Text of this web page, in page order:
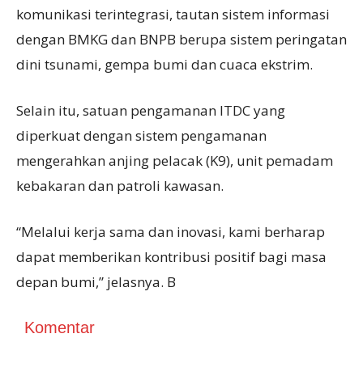
komunikasi terintegrasi, tautan sistem informasi
dengan BMKG dan BNPB berupa sistem peringatan
dini tsunami, gempa bumi dan cuaca ekstrim.
Selain itu, satuan pengamanan ITDC yang
diperkuat dengan sistem pengamanan
mengerahkan anjing pelacak (K9), unit pemadam
kebakaran dan patroli kawasan.
“Melalui kerja sama dan inovasi, kami berharap
dapat memberikan kontribusi positif bagi masa
depan bumi,” jelasnya. B
Komentar